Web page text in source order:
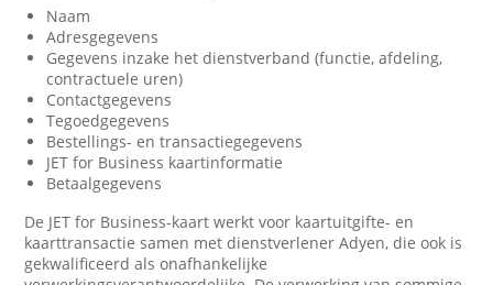
Naam
Adresgegevens
Gegevens inzake het dienstverband (functie, afdeling,
contractuele uren)
Contactgegevens
Tegoedgegevens
Bestellings- en transactiegegevens
JET for Business kaartinformatie
Betaalgegevens
De JET for Business-kaart werkt voor kaartuitgifte- en
kaarttransactie samen met dienstverlener Adyen, die ook is
gekwalificeerd als onafhankelijke